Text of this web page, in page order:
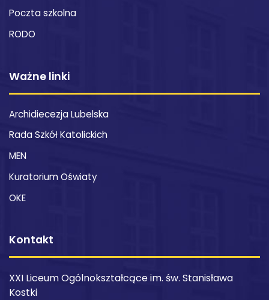
Poczta szkolna
RODO
Ważne linki
Archidiecezja Lubelska
Rada Szkół Katolickich
MEN
Kuratorium Oświaty
OKE
Kontakt
XXI Liceum Ogólnokształcące im. św. Stanisława
Kostki